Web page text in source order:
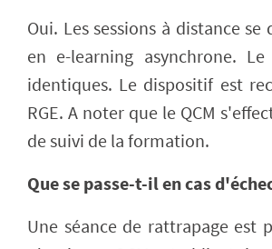
Oui. Les sessions à distance
en e-learning asynchrone.
identiques. Le dispositif est
RGE. A noter que le QCM
de suivi de la formation.
Que se passe-t-il en cas
Une séance de rattrapage est